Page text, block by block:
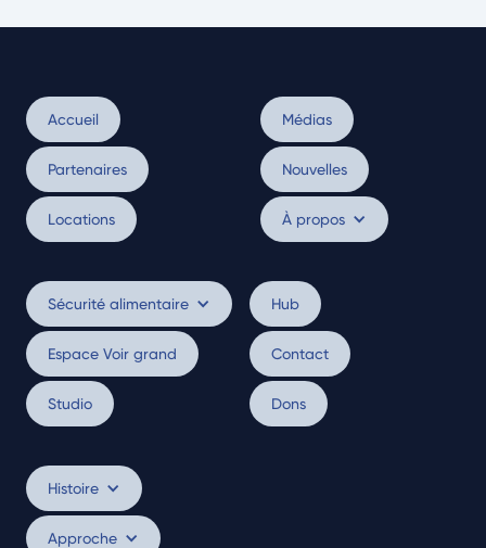
Accueil
Partenaires
Locations
Médias
Nouvelles
À propos
Histoire
Approche
Sécurité alimentaire
Espace Voir grand
Studio
Hub
Contact
Dons